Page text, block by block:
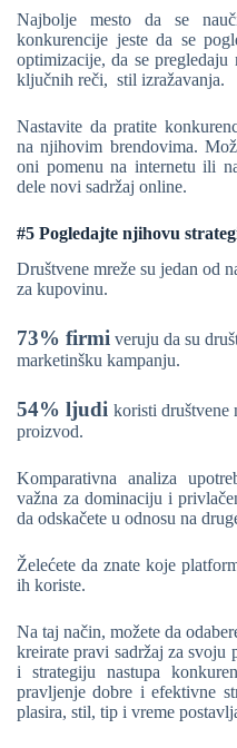
Najbolje mesto da se
konkurencije jeste da se
optimizacije, da se pregledaju
ključnih reči, stil izražavanja.
Nastavite da pratite
na njihovim brendovima.
oni pomenu na internetu ili
dele novi sadržaj online.
#5 Pogledajte njihovu
Društvene mreže su jedan od
za kupovinu.
73% firmi veruju da su
marketinšku kampanju.
54% ljudi koristi društvene
proizvod.
Komparativna analiza
važna za dominaciju i
da odskačete u odnosu na
Želećete da znate koje
ih koriste.
Na taj način, možete da
kreirate pravi sadržaj za
i strategiju nastupa
pravljenje dobre i efektivne
plasira, stil, tip i vreme